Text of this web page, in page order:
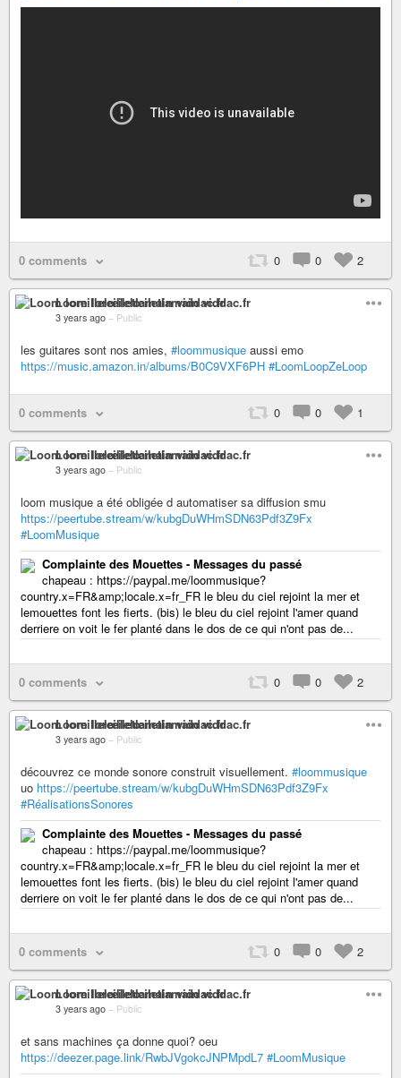
0 comments 0 0 2
Loom loreillelœiletlamain viddac.fr
3 years ago – Public
les guitares sont nos amies, #loommusique aussi emo
https://music.amazon.in/albums/B0C9VXF6PH #LoomLoopZeLoop
0 comments 0 0 1
Loom loreillelœiletlamain viddac.fr
3 years ago – Public
loom musique a été obligée d automatiser sa diffusion smu
https://peertube.stream/w/kubgDuWHmSDN63Pdf3Z9Fx
#LoomMusique
Complainte des Mouettes - Messages du passé
chapeau : https://paypal.me/loommusique?
country.x=FR&amp;locale.x=fr_FR le bleu du ciel rejoint la mer et
lemouettes font les fierts. (bis) le bleu du ciel rejoint l'amer quand
derriere on voit le fer planté dans le dos de ce qui n'ont pas de...
0 comments 0 0 2
Loom loreillelœiletlamain viddac.fr
3 years ago – Public
découvrez ce monde sonore construit visuellement. #loommusique
uo https://peertube.stream/w/kubgDuWHmSDN63Pdf3Z9Fx
#RéalisationsSonores
Complainte des Mouettes - Messages du passé
chapeau : https://paypal.me/loommusique?
country.x=FR&amp;locale.x=fr_FR le bleu du ciel rejoint la mer et
lemouettes font les fierts. (bis) le bleu du ciel rejoint l'amer quand
derriere on voit le fer planté dans le dos de ce qui n'ont pas de...
0 comments 0 0 2
Loom loreillelœiletlamain viddac.fr
3 years ago – Public
et sans machines ça donne quoi? oeu
https://deezer.page.link/RwbJVgokcJNPMpdL7 #LoomMusique